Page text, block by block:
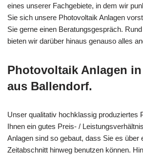
eines unserer Fachgebiete, in dem wir
Sie sich unsere Photovoltaik Anlagen
Sie gerne einen Beratungsgespräch.
bieten wir darüber hinaus genauso alles
Photovoltaik Anlagen
aus Ballendorf.
Unser qualitativ hochklassig produziertes
Ihnen ein gutes Preis- /
Anlagen sind so gebaut, dass Sie es über
Zeitabschnitt hinweg benutzen können.